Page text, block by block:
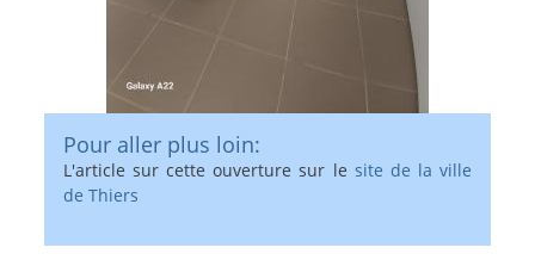
Pour aller plus loin:
L'article sur cette ouverture sur le site de la ville
de Thiers